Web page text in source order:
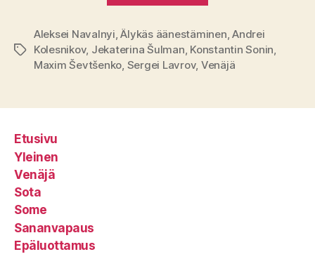
Avainsanat
Aleksei Navalnyi,Älykäs äänestäminen,Andrei
Kolesnikov, Jekaterina Šulman, Konstantin Sonin,
Maxim Ševtšenko, Sergei Lavrov, Venäjä
Etusivu
Yleinen
Venäjä
Sota
Some
Sananvapaus
Epäluottamus